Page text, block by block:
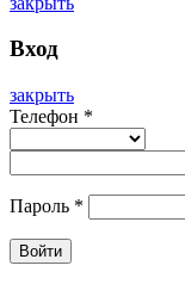
Вход
закрыть
Телефон *
Пароль *
Войти